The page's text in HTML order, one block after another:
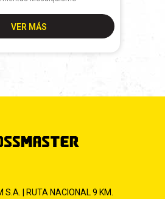
VER MÁS
S.A. | RUTA NACIONAL 9 KM.